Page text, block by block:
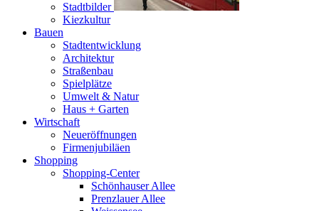
Stadtbilder
Kiezkultur
Bauen
Stadtentwicklung
Architektur
Straßenbau
Spielplätze
Umwelt & Natur
Haus + Garten
Wirtschaft
Neueröffnungen
Firmenjubiläen
Shopping
Shopping-Center
Schönhauser Allee
Prenzlauer Allee